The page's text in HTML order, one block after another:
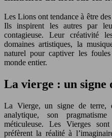
Les Lions ont tendance à être
Ils inspirent les autres par
contagieuse. Leur créativité
domaines artistiques, la
naturel pour captiver les
monde entier.
La vierge : un
La Vierge, un signe de terre,
analytique, son
méticuleuse. Les Vierges
préfèrent la réalité à